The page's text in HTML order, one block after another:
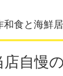
和食と海鮮
店自慢